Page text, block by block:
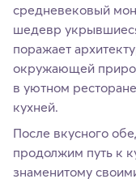
средневековый
шедевр
поражает
окружающей
в уютном
кухней.
После вкусного
продолжим путь к
знаменитому